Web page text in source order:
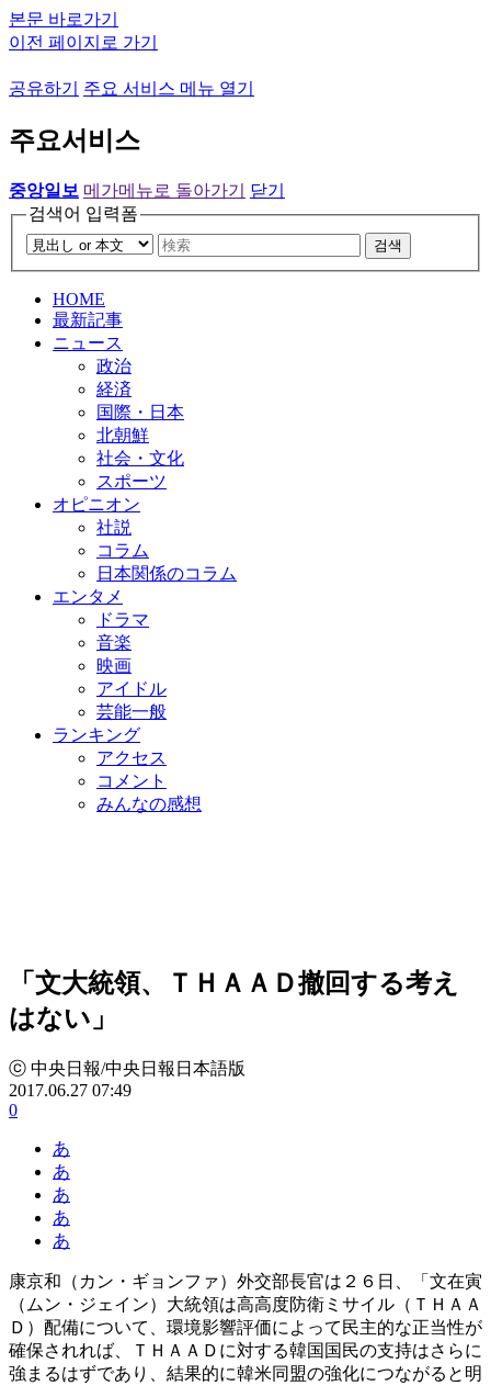
본문 바로가기
이전 페이지로 가기
공유하기 주요 서비스 메뉴 열기
주요서비스
중앙일보 메가메뉴로 돌아가기
닫기
검색어 입력폼
검색
HOME
最新記事
ニュース
政治
経済
国際・日本
北朝鮮
社会・文化
スポーツ
オピニオン
社説
コラム
日本関係のコラム
エンタメ
ドラマ
音楽
映画
アイドル
芸能一般
ランキング
アクセス
コメント
みんなの感想
「文大統領、ＴＨＡＡＤ撤回する考え
はない」
ⓒ 中央日報/中央日報日本語版
2017.06.27 07:49
0
あ
あ
あ
あ
あ
康京和（カン・ギョンファ）外交部長官は２６日、「文在寅
（ムン・ジェイン）大統領は高高度防衛ミサイル（ＴＨＡＡ
Ｄ）配備について、環境影響評価によって民主的な正当性が
確保されれば、ＴＨＡＡＤに対する韓国国民の支持はさらに
強まるはずであり、結果的に韓米同盟の強化につながると明